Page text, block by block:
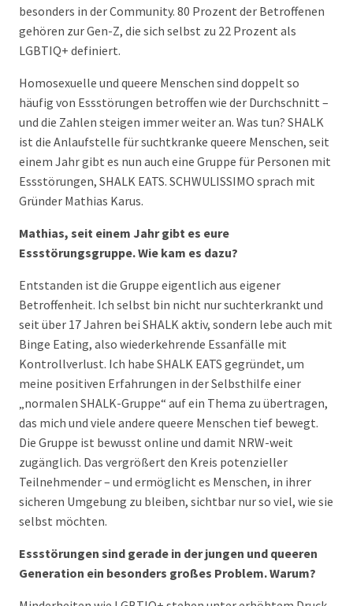
besonders in der Community. 80 Prozent der Betroffenen
gehören zur Gen-Z, die sich selbst zu 22 Prozent als
LGBTIQ+ definiert.
Homosexuelle und queere Menschen sind doppelt so
häufig von Essstörungen betroffen wie der Durchschnitt –
und die Zahlen steigen immer weiter an. Was tun? SHALK
ist die Anlaufstelle für suchtkranke queere Menschen, seit
einem Jahr gibt es nun auch eine Gruppe für Personen mit
Essstörungen, SHALK EATS. SCHWULISSIMO sprach mit
Gründer Mathias Karus.
Mathias, seit einem Jahr gibt es eure
Essstörungsgruppe. Wie kam es dazu?
Entstanden ist die Gruppe eigentlich aus eigener
Betroffenheit. Ich selbst bin nicht nur suchterkrankt und
seit über 17 Jahren bei SHALK aktiv, sondern lebe auch mit
Binge Eating, also wiederkehrende Essanfälle mit
Kontrollverlust. Ich habe SHALK EATS gegründet, um
meine positiven Erfahrungen in der Selbsthilfe einer
„normalen SHALK-Gruppe“ auf ein Thema zu übertragen,
das mich und viele andere queere Menschen tief bewegt.
Die Gruppe ist bewusst online und damit NRW-weit
zugänglich. Das vergrößert den Kreis potenzieller
Teilnehmender – und ermöglicht es Menschen, in ihrer
sicheren Umgebung zu bleiben, sichtbar nur so viel, wie sie
selbst möchten.
Essstörungen sind gerade in der jungen und queeren
Generation ein besonders großes Problem. Warum?